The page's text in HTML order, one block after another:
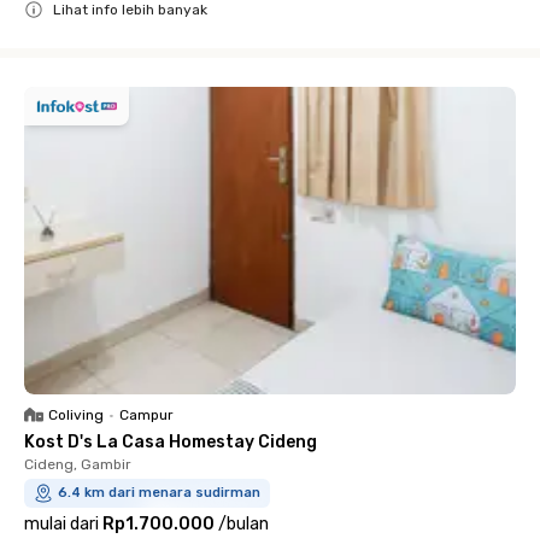
Lihat info lebih banyak
Coliving • Campur
Kost D's La Casa Homestay Cideng
Cideng, Gambir
6.4 km dari menara sudirman
mulai dari Rp1.700.000 /bulan